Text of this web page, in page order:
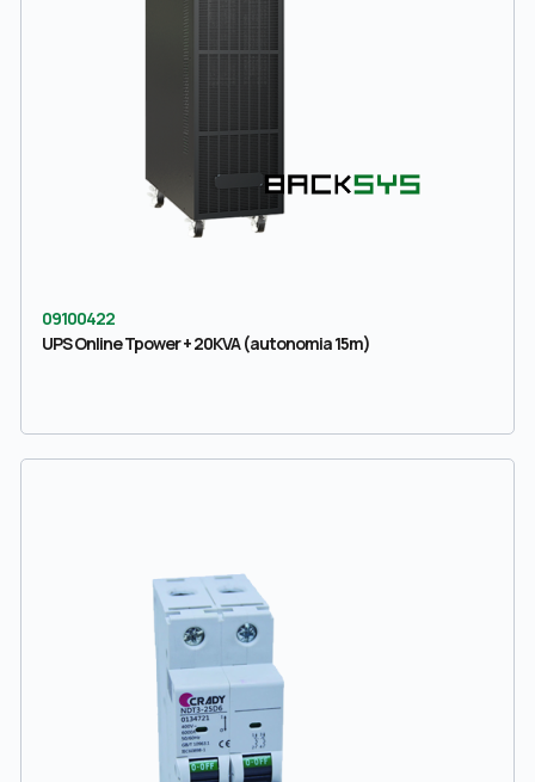
09100422
UPS Online Tpower + 20KVA (autonomia 15m)